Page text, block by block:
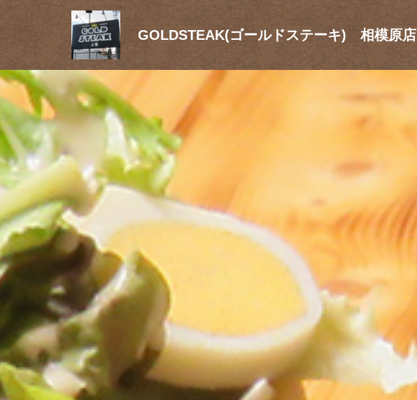
GOLDSTEAK(ゴールドステーキ) 相模原店